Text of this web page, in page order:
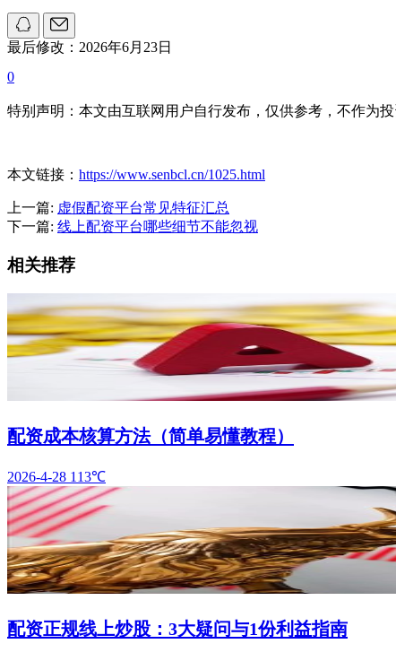
最后修改：2026年6月23日
0
特别声明：本文由互联网用户自行发布，仅供参考，不作为
本文链接： https://www.senbcl.cn/1025.html
上一篇: 虚假配资平台常见特征汇总
下一篇: 线上配资平台哪些细节不能忽视
相关推荐
配资成本核算方法（简单易懂教程）
2026-4-28 113℃
配资正规线上炒股：3大疑问与1份利益指南